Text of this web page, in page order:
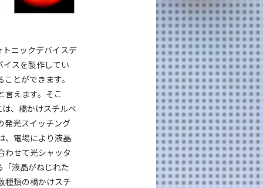
ニックデバイスデ
スを製作してい
とができます。
言えます。そこ
、橋かけスチルベ
発光スイッチング
、電場により液晶
わせて光シャッタ
液晶がねじれた
種類の橋かけスチ